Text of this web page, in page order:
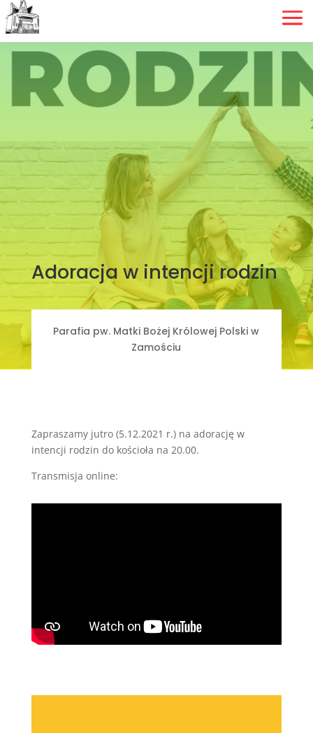
Adoracja w intencji rodzin
Parafia pw. Matki Bożej Królowej Polski w
Zamościu
Zapraszamy jutro (5.12.2021 r.) na adorację w
intencji rodzin do kościoła na 20.00.
Transmisja online: